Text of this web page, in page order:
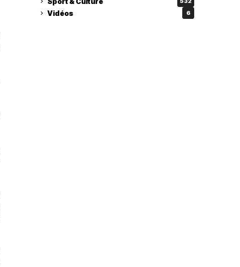
Vidéos 6